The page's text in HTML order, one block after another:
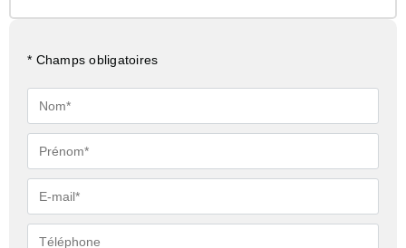
* Champs obligatoires
Nom*
Prénom*
E-
mail*
Téléphone